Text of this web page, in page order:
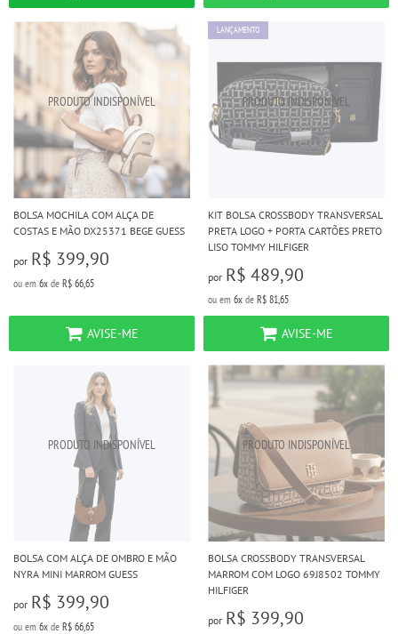
BOLSA MOCHILA COM ALÇA DE
COSTAS E MÃO DX25371 BEGE GUESS
por R$ 399,90
ou em 6x de R$ 66,65
AVISE-ME
LANÇAMENTO
KIT BOLSA CROSSBODY TRANSVERSAL
PRETA LOGO + PORTA CARTÕES PRETO
LISO TOMMY HILFIGER
por R$ 489,90
ou em 6x de R$ 81,65
AVISE-ME
BOLSA COM ALÇA DE OMBRO E MÃO
NYRA MINI MARROM GUESS
por R$ 399,90
ou em 6x de R$ 66,65
BOLSA CROSSBODY TRANSVERSAL
MARROM COM LOGO 69J8502 TOMMY
HILFIGER
por R$ 399,90